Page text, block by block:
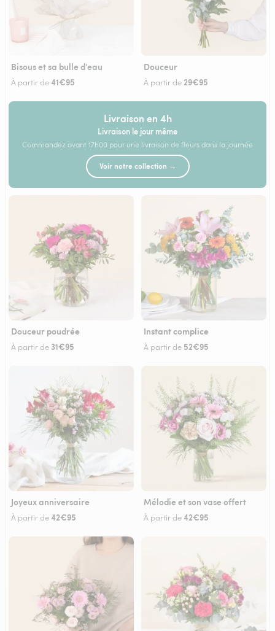
Bisous et sa bulle d'eau
À partir de41€95
Douceur
À partir de29€95
Livraison en 4h
Livraison le jour même
Commandez avant 17h00 pour une livraison de fleurs dans la journée
Voir notre collection →
Douceur poudrée
À partir de 31€95
Instant complice
À partir de 52€95
Joyeux anniversaire
À partir de42€95
Mélodie et son vase offert
À partir de42€95